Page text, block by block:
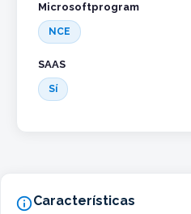
Microsoftprogram
NCE
SAAS
Sí
Características